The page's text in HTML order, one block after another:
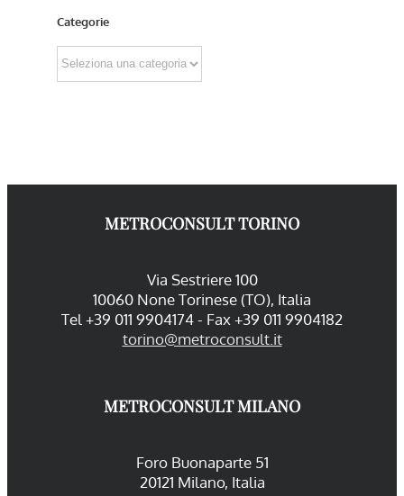
Categorie
Categorie
METROCONSULT TORINO
Via Sestriere 100
10060 None Torinese (TO), Italia
Tel +39 011 9904174 - Fax +39 011 9904182
torino@metroconsult.it
METROCONSULT MILANO
Foro Buonaparte 51
20121 Milano, Italia